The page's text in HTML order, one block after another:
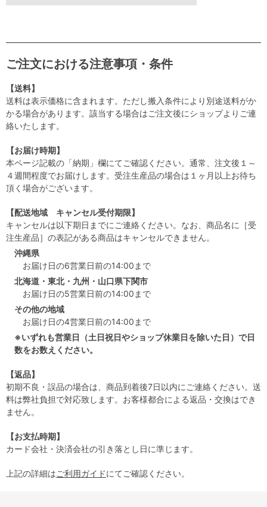
ご注文における注意事項・条件
【送料】
送料は表示価格に含まれます。ただし搬入条件により別途送料がか
かる場合があります。該当する場合はご注文後にショップよりご連
絡いたします。
【お届け時期】
本ページ記載の「納期」欄にてご確認ください。通常、注文後１～
４週間程度でお届けします。受注生産品の場合は１ヶ月以上お待ち
頂く場合がございます。
【配送地域 キャンセル受付期限】
キャンセルは以下期日までにご連絡ください。なお、商品名に［受
注生産品］の表記がある商品はキャンセルできません。
沖縄県
お届け日の6営業日前の14:00まで
北海道・東北・九州・山口県下関市
お届け日の5営業日前の14:00まで
その他の地域
お届け日の4営業日前の14:00まで
※いずれも営業日（土日祝日やショップ休業日を除いた日）で日
数をお数えください。
【返品】
初期不良・誤品の場合は、商品到着後7日以内にご連絡ください。送
料は弊社負担で対応致します。お客様都合による返品・交換はでき
ません。
【お支払時期】
カード会社・決済会社の引き落とし日に準じます。
上記の詳細はご利用ガイドにてご確認ください。